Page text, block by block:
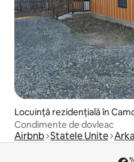
Locuință rezidențială în
Condimente de dovleac
Airbnb Statele Unite